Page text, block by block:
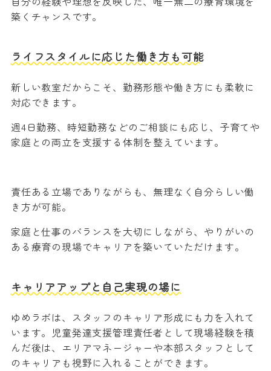
築くチャンスです。
ライフスタイルに応じた働き方も可能
新しい教室だからこそ、勤務形態や働き方にも柔軟に
対応できます。
週4日勤務、時短勤務などのご相談にも応じ、子育てや
家庭との両立を支援する体制を整えています。
責任ある立場でありながらも、無理なく自分らしい働
き方が可能。
家庭と仕事のバランスを大切にしながら、やりがいの
ある療育の現場でキャリアを築いていただけます。
キャリアアップと自己実現の場に
ゆめラボは、スタッフのキャリア形成にも力を入れて
います。児童発達支援管理責任者として現場経験を積
んだ後は、エリアマネージャーや本部スタッフとして
のキャリアも視野に入れることができます。